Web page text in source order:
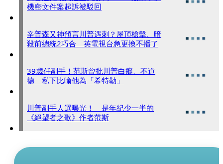
機密文件案起訴被駁回
辛普森又神預言川普遇刺？屋頂槍擊、暗
殺前總統2巧合 英電視台急更換不播了
39歲任副手！范斯曾批川普白癡、不道
德 私下比喻他為「希特勒」
川普副手人選曝光！ 是年紀少一半的
《絕望者之歌》作者范斯